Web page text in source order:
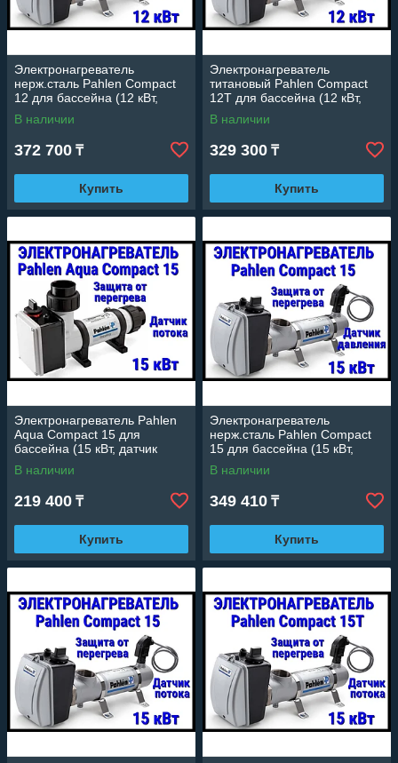
Электронагреватель
нерж.сталь Pahlen Compact
12 для бассейна (12 кВт,
датчик потока, защита от
перегрева)
В наличии
372 700 ₸
Купить
Электронагреватель
титановый Pahlen Compact
12T для бассейна (12 кВт,
датчик потока, защита от
перегрева)
В наличии
329 300 ₸
Купить
Электронагреватель Pahlen
Aqua Compact 15 для
бассейна (15 кВт, датчик
потока, защита от перегрева)
В наличии
219 400 ₸
Купить
Электронагреватель
нерж.сталь Pahlen Compact
15 для бассейна (15 кВт,
датчик давления, защита от
перегрева)
В наличии
349 410 ₸
Купить